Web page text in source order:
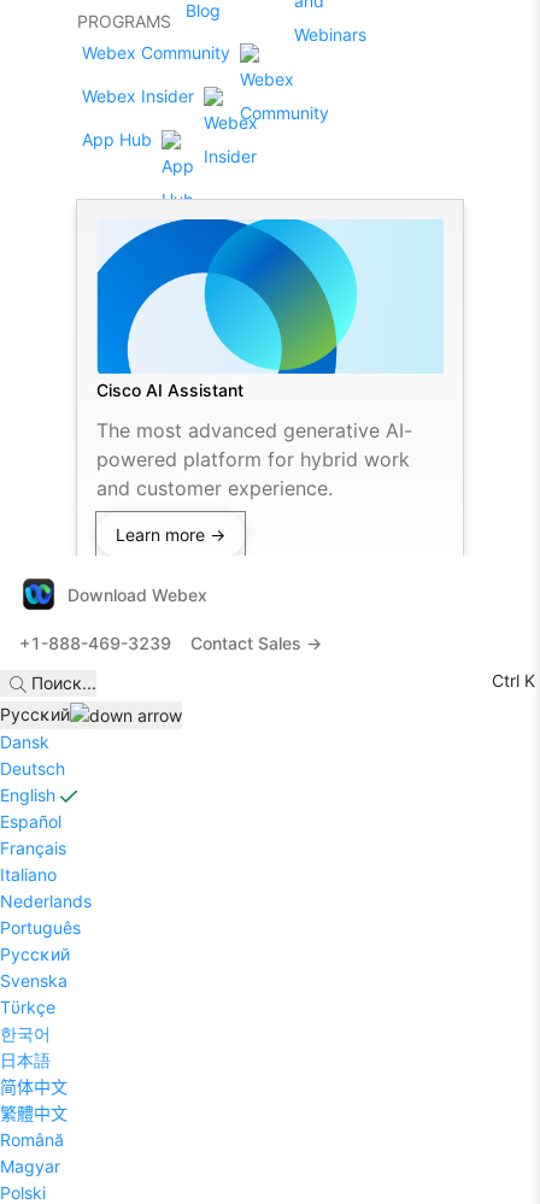
PROGRAMS
Webex Community
Webex Insider
App Hub
Cisco AI Assistant
The most advanced generative AI-
powered platform for hybrid work
and customer experience.
Learn more →
Download Webex
+1-888-469-3239
Contact Sales →
Поиск...
Ctrl K
Pyccĸий
Dansk
Deutsch
English
Español
Français
Italiano
Nederlands
Português
Pyccĸий
Svenska
Tϋrkçe
한국어
日本語
简体中文
繁體中文
Română
Magyar
Polski